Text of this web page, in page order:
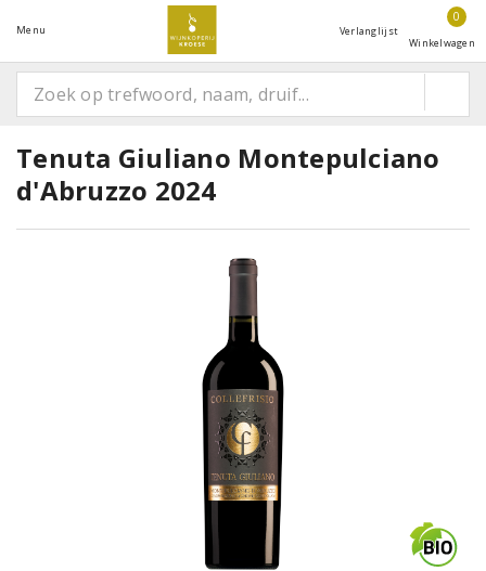
Menu Verlanglijst
0
Winkelwagen
Tenuta Giuliano Montepulciano
d'Abruzzo 2024